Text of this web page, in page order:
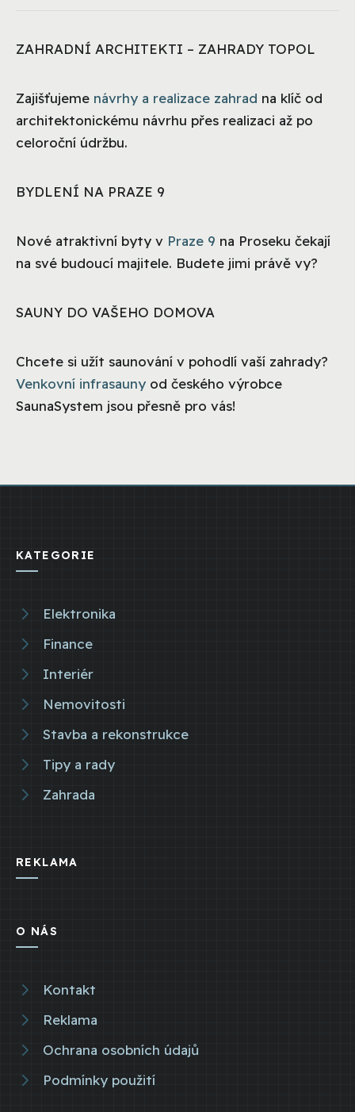
ZAHRADNÍ ARCHITEKTI – ZAHRADY TOPOL
Zajišťujeme návrhy a realizace zahrad na klíč od
architektonickému návrhu přes realizaci až po
celoroční údržbu.
BYDLENÍ NA PRAZE 9
Nové atraktivní byty v Praze 9 na Proseku čekají
na své budoucí majitele. Budete jimi právě vy?
SAUNY DO VAŠEHO DOMOVA
Chcete si užít saunování v pohodlí vaší zahrady?
Venkovní infrasauny od českého výrobce
SaunaSystem jsou přesně pro vás!
KATEGORIE
Elektronika
Finance
Interiér
Nemovitosti
Stavba a rekonstrukce
Tipy a rady
Zahrada
REKLAMA
O NÁS
Kontakt
Reklama
Ochrana osobních údajů
Podmínky použití